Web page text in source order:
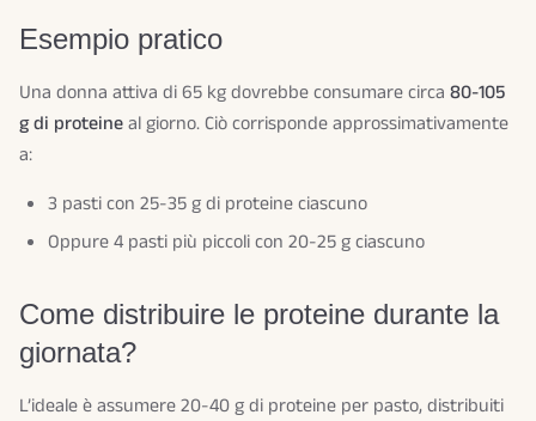
Esempio pratico
Una donna attiva di 65 kg dovrebbe consumare circa 80-105
g di proteineal giorno. Ciò corrisponde approssimativamente
a:
3 pasti con 25-35 g di proteine ciascuno
Oppure 4 pasti più piccoli con 20-25 g ciascuno
Come distribuire le proteine durante la
giornata?
L’ideale è assumere 20-40 g di proteine per pasto, distribuiti